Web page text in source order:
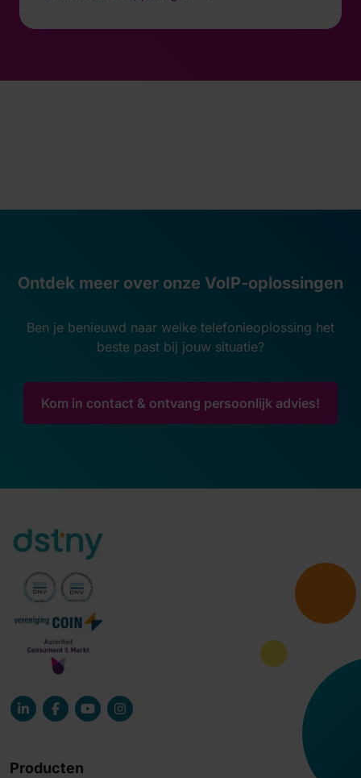
Ontdek meer over onze VoIP-oplossingen
Ben je benieuwd naar welke telefonieoplossing het
beste past bij jouw situatie?
Kom in contact & ontvang persoonlijk advies!
Producten